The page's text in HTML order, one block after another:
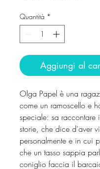
Quantità *
Aggiungi al
Olga Papel è una
come un ramoscello e
speciale: sa raccontare
storie, che dice d'aver
personalmente e in cui
che un tasso sappia
coniglio faccia il